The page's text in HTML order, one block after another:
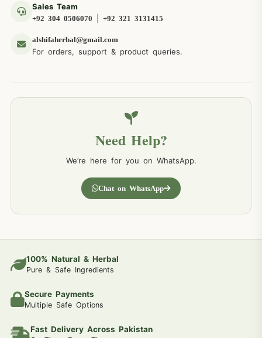
Sales Team
+92 304 0506070 +92 321 3131415
alshifaherbal@gmail.com
For orders, support & product queries.
Need Help?
We’re here for you on WhatsApp.
Chat on WhatsApp
100% Natural & Herbal
Pure & Safe Ingredients
Secure Payments
Multiple Safe Options
Fast Delivery Across Pakistan